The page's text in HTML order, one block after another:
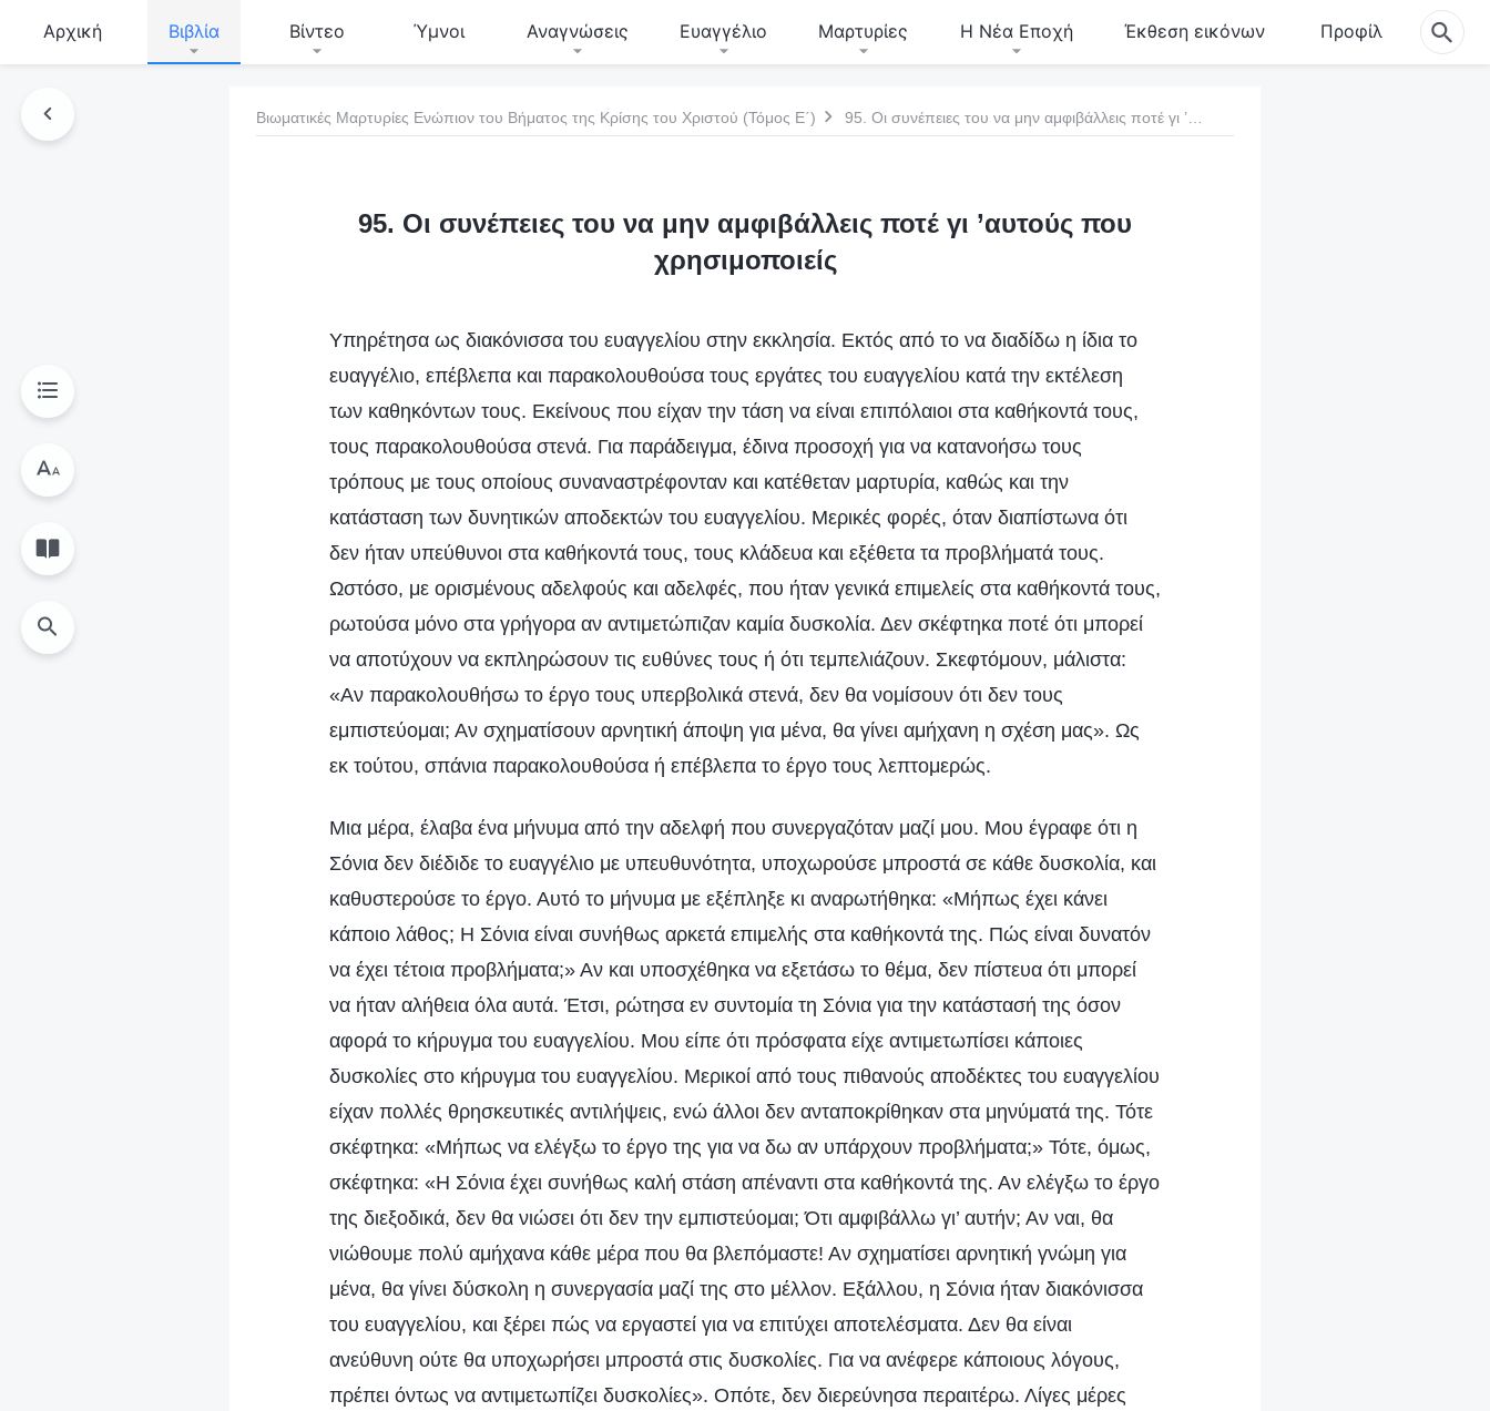
Αρχική Βιβλία Βίντεο Ύμνοι Αναγνώσεις Ευαγγέλιο Μαρτυρίες Η Νέα Εποχή Έκθεση εικόνων Προφίλ
Βιωματικές Μαρτυρίες Ενώπιον του Βήματος της Κρίσης του Χριστού (Τόμος Ε΄)
95. Οι συνέπειες του να μην αμφιβάλλεις ποτέ γι ’αυτούς που
χρησιμοποιείς
Υπηρέτησα ως διακόνισσα του ευαγγελίου στην εκκλησία. Εκτός από το να διαδίδω η ίδια το
ευαγγέλιο, επέβλεπα και παρακολουθούσα τους εργάτες του ευαγγελίου κατά την εκτέλεση
των καθηκόντων τους. Εκείνους που είχαν την τάση να είναι επιπόλαιοι στα καθήκοντά τους,
τους παρακολουθούσα στενά. Για παράδειγμα, έδινα προσοχή για να κατανοήσω τους
τρόπους με τους οποίους συναναστρέφονταν και κατέθεταν μαρτυρία, καθώς και την
κατάσταση των δυνητικών αποδεκτών του ευαγγελίου. Μερικές φορές, όταν διαπίστωνα ότι
δεν ήταν υπεύθυνοι στα καθήκοντά τους, τους κλάδευα και εξέθετα τα προβλήματά τους.
Ωστόσο, με ορισμένους αδελφούς και αδελφές, που ήταν γενικά επιμελείς στα καθήκοντά τους,
ρωτούσα μόνο στα γρήγορα αν αντιμετώπιζαν καμία δυσκολία. Δεν σκέφτηκα ποτέ ότι μπορεί
να αποτύχουν να εκπληρώσουν τις ευθύνες τους ή ότι τεμπελιάζουν. Σκεφτόμουν, μάλιστα:
«Αν παρακολουθήσω το έργο τους υπερβολικά στενά, δεν θα νομίσουν ότι δεν τους
εμπιστεύομαι; Αν σχηματίσουν αρνητική άποψη για μένα, θα γίνει αμήχανη η σχέση μας». Ως
εκ τούτου, σπάνια παρακολουθούσα ή επέβλεπα το έργο τους λεπτομερώς.
Μια μέρα, έλαβα ένα μήνυμα από την αδελφή που συνεργαζόταν μαζί μου. Μου έγραφε ότι η
Σόνια δεν διέδιδε το ευαγγέλιο με υπευθυνότητα, υποχωρούσε μπροστά σε κάθε δυσκολία, και
καθυστερούσε το έργο. Αυτό το μήνυμα με εξέπληξε κι αναρωτήθηκα: «Μήπως έχει κάνει
κάποιο λάθος; Η Σόνια είναι συνήθως αρκετά επιμελής στα καθήκοντά της. Πώς είναι δυνατόν
να έχει τέτοια προβλήματα;» Αν και υποσχέθηκα να εξετάσω το θέμα, δεν πίστευα ότι μπορεί
να ήταν αλήθεια όλα αυτά. Έτσι, ρώτησα εν συντομία τη Σόνια για την κατάστασή της όσον
αφορά το κήρυγμα του ευαγγελίου. Μου είπε ότι πρόσφατα είχε αντιμετωπίσει κάποιες
δυσκολίες στο κήρυγμα του ευαγγελίου. Μερικοί από τους πιθανούς αποδέκτες του ευαγγελίου
είχαν πολλές θρησκευτικές αντιλήψεις, ενώ άλλοι δεν ανταποκρίθηκαν στα μηνύματά της. Τότε
σκέφτηκα: «Μήπως να ελέγξω το έργο της για να δω αν υπάρχουν προβλήματα;» Τότε, όμως,
σκέφτηκα: «Η Σόνια έχει συνήθως καλή στάση απέναντι στα καθήκοντά της. Αν ελέγξω το έργο
της διεξοδικά, δεν θα νιώσει ότι δεν την εμπιστεύομαι; Ότι αμφιβάλλω γι’ αυτήν; Αν ναι, θα
νιώθουμε πολύ αμήχανα κάθε μέρα που θα βλεπόμαστε! Αν σχηματίσει αρνητική γνώμη για
μένα, θα γίνει δύσκολη η συνεργασία μαζί της στο μέλλον. Εξάλλου, η Σόνια ήταν διακόνισσα
του ευαγγελίου, και ξέρει πώς να εργαστεί για να επιτύχει αποτελέσματα. Δεν θα είναι
ανεύθυνη ούτε θα υποχωρήσει μπροστά στις δυσκολίες. Για να ανέφερε κάποιους λόγους,
πρέπει όντως να αντιμετωπίζει δυσκολίες». Οπότε, δεν διερεύνησα περαιτέρω. Λίγες μέρες